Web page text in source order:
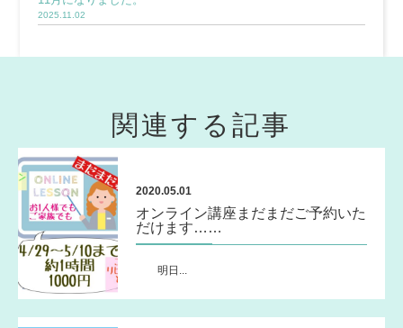
2025.11.02
関連する記事
2020.05.01
オンライン講座まだまだご予約いた
だけます……
明日...